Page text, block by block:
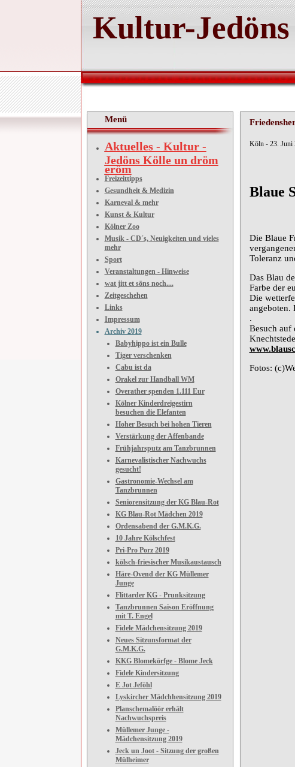
Kultur-
Menü
Aktuelles - Kultur -
Jedöns Kölle un dröm
eröm
Freizeittipps
Gesundheit & Medizin
Karneval & mehr
Kunst & Kultur
Kölner Zoo
Musik - CD´s, Neuigkeiten und vieles
mehr
Sport
Veranstaltungen - Hinweise
wat jitt et söns noch....
Zeitgeschehen
Links
Impressum
Archiv 2019
Babyhippo ist ein Bulle
Tiger verschenken
Cabu ist da
Orakel zur Handball WM
Overather spenden 1.111 Eur
Kölner Kinderdreigestirn
besuchen die Elefanten
Hoher Besuch bei hohen Tieren
Verstärkung der Affenbande
Frühjahrsputz am Tanzbrunnen
Karnevalistischer Nachwuchs
gesucht!
Gastronomie-Wechsel am
Tanzbrunnen
Seniorensitzung der KG Blau-Rot
KG Blau-Rot Mädchen 2019
Ordensabend der G.M.K.G.
10 Jahre Kölschfest
Pri-Pro Porz 2019
kölsch-friesischer Musikaustausch
Häre-Ovend der KG Müllemer
Junge
Flittarder KG - Prunksitzung
Tanzbrunnen Saison Eröffnung
mit T. Engel
Fidele Mädchensitzung 2019
Neues Sitzunsformat der
G.M.K.G.
KKG Blomekörfge - Blome Jeck
Fidele Kindersitzung
E Jot Jeföhl
Lyskircher Mädchhensitzung 2019
Planschemalöör erhält
Nachwuchspreis
Müllemer Junge -
Mädchensitzung 2019
Jeck un Joot - Sitzung der großen
Mülheimer
Köln - 23. Juni
Blaue
Die Blaue
Toleranz
Das Blau
Farbe der
Die
angeboten.
.
Besuch auf
Fotos: